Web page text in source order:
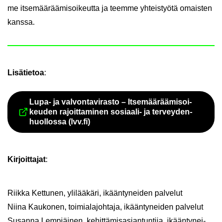
me it­se­mää­rää­mi­soi­keut­ta ja teem­me yh­teis­työ­tä omais­ten
kans­sa.
Li­sä­tie­toa:
Siir­ryt toi­seen pal­ve­luun
Lupa- ja val­von­ta­vi­ras­to – It­se­mää­rää­mi­soi­
keu­den ra­joit­ta­mi­nen sosiaali-​ ja ter­vey­den­
huol­los­sa (lvv.fi)
Kir­joit­ta­jat:
Riik­ka Ket­tu­nen, yli­lää­kä­ri, ikään­ty­nei­den pal­ve­lut
Niina Kau­ko­nen, toi­mia­la­joh­ta­ja, ikään­ty­nei­den pal­ve­lut